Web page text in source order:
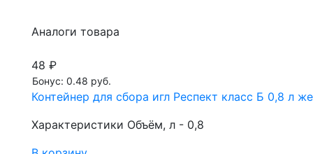
Аналоги товара
48 ₽
Бонус: 0.48 руб.
Контейнер для сбора игл Респект класс Б 0,8 л
Характеристики Объём, л - 0,8